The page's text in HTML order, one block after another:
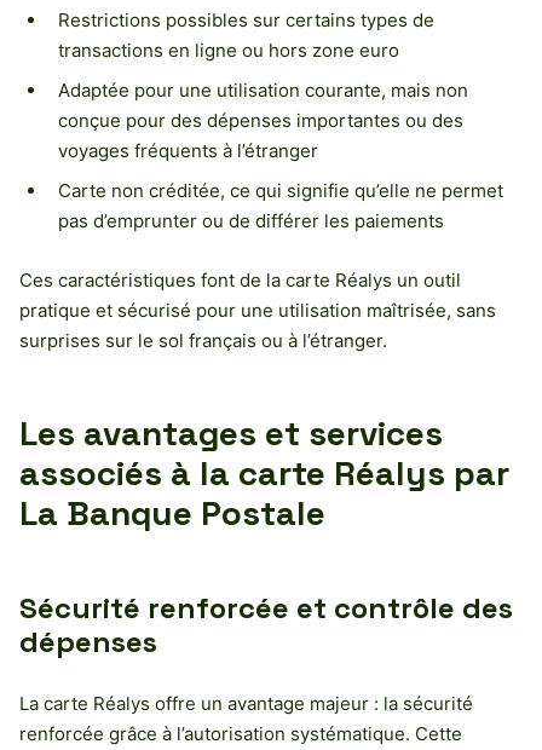
Restrictions possibles sur certains types de
transactions en ligne ou hors zone euro
Adaptée pour une utilisation courante, mais non
conçue pour des dépenses importantes ou des
voyages fréquents à l’étranger
Carte non créditée, ce qui signifie qu’elle ne permet
pas d’emprunter ou de différer les paiements
Ces caractéristiques font de la carte Réalys un outil
pratique et sécurisé pour une utilisation maîtrisée, sans
surprises sur le sol français ou à l’étranger.
Les avantages et services
associés à la carte Réalys par
La Banque Postale
Sécurité renforcée et contrôle des
dépenses
La carte Réalys offre un avantage majeur : la sécurité
renforcée grâce à l’autorisation systématique. Cette